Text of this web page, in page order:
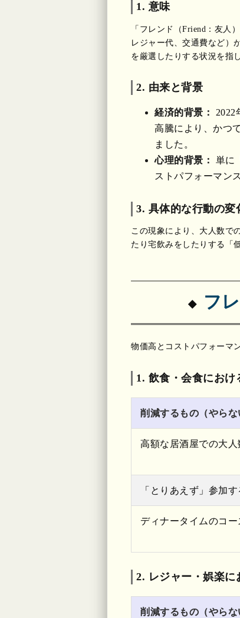
1. 意味
「フレンド（Friend：友人
レジャー代、交通費など）
を厳選したりする状況を指
2. 由来と背景
経済的背景：
2022
高騰により、かつ
ました。
心理的背景：
単に
ストパフォーマン
3. 具体的な行動の変
この現象により、大人数で
たり宅飲みをしたりする「
フ
物価高とコストパフォーマ
1. 飲食・会食におけ
削減するもの（やらな
高額な居酒屋での大人
「とりあえず」参加
ディナータイムのコ
2. レジャー・娯楽に
削減するもの（やらな